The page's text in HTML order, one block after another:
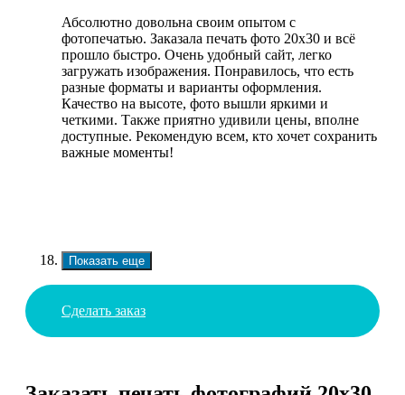
Абсолютно довольна своим опытом с
фотопечатью. Заказала печать фото 20х30 и всё
прошло быстро. Очень удобный сайт, легко
загружать изображения. Понравилось, что есть
разные форматы и варианты оформления.
Качество на высоте, фото вышли яркими и
четкими. Также приятно удивили цены, вполне
доступные. Рекомендую всем, кто хочет сохранить
важные моменты!
Показать еще
Сделать заказ